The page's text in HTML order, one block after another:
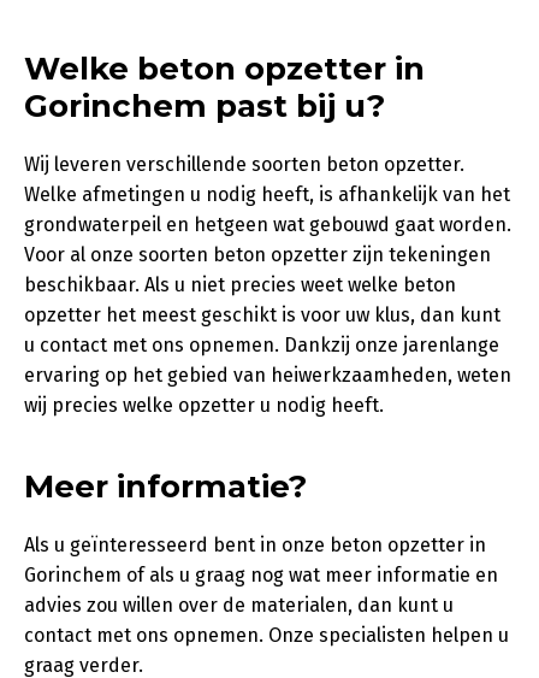
Welke beton opzetter in
Gorinchem past bij u?
Wij leveren verschillende soorten beton opzetter.
Welke afmetingen u nodig heeft, is afhankelijk van het
grondwaterpeil en hetgeen wat gebouwd gaat worden.
Voor al onze soorten beton opzetter zijn tekeningen
beschikbaar. Als u niet precies weet welke beton
opzetter het meest geschikt is voor uw klus, dan kunt
u contact met ons opnemen. Dankzij onze jarenlange
ervaring op het gebied van heiwerkzaamheden, weten
wij precies welke opzetter u nodig heeft.
Meer informatie?
Als u geïnteresseerd bent in onze beton opzetter in
Gorinchem of als u graag nog wat meer informatie en
advies zou willen over de materialen, dan kunt u
contact met ons opnemen. Onze specialisten helpen u
graag verder.